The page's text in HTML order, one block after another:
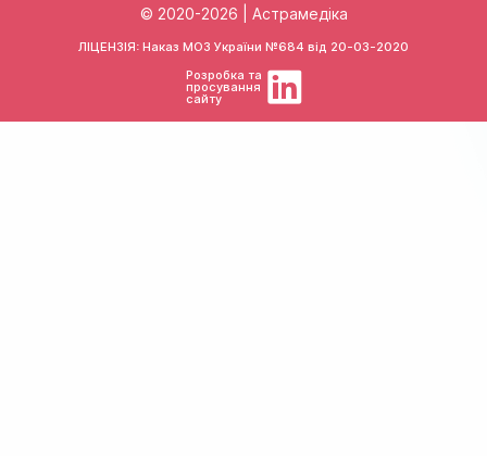
© 2020-2026 | Астрамедіка
ЛІЦЕНЗІЯ: Наказ МОЗ України №684 від 20-03-2020
Розробка та
просування
сайту